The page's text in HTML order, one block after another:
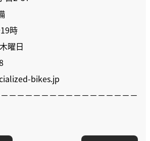
時
曜日
bikes.jp
－－－－－－－－－－－－－－－－